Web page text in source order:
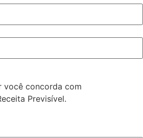
você concorda com
Previsível.